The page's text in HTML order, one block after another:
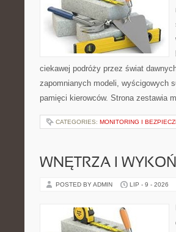
ciekawej podróży przez świat
zapomnianych modeli, wyścigowych
pamięci kierowców. Strona zestawia
CATEGORIES: MONITORING I
WNĘTRZA I
POSTED BY ADMIN LIP - 9 - 2026